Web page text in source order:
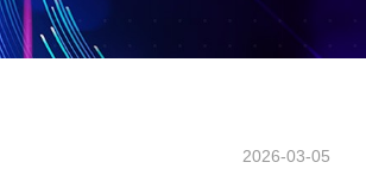
2026-03-05